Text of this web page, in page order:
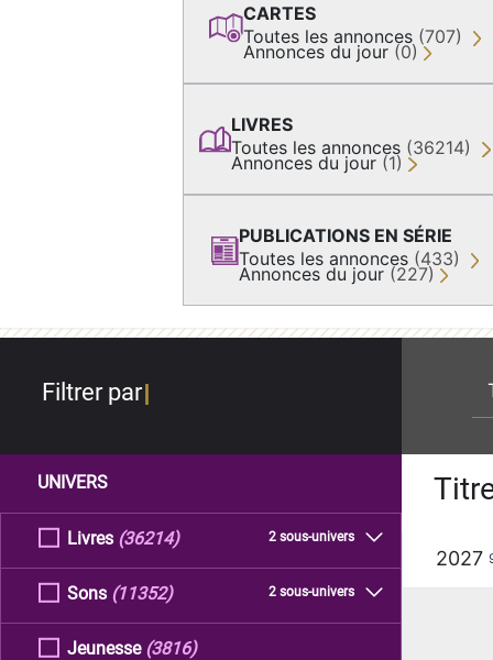
CARTES
Toutes les annonces (707)
Annonces du jour (0)
LIVRES
Toutes les annonces (36214)
Annonces du jour (1)
PUBLICATIONS EN SÉRIE
Toutes les annonces (433)
Annonces du jour (227)
Filtrer par
UNIVERS
Livres 2 sous-univers
(36214)
Sons 2 sous-univers
(11352)
Jeunesse (3816)
2027